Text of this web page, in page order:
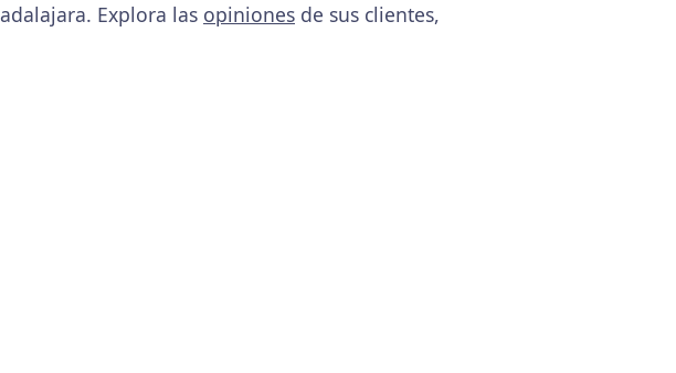
Explora las opiniones de sus clientes,